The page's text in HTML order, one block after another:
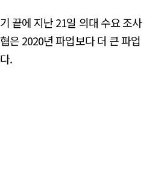
끝에 지난 21일 의대 수요 조사
은 2020년 파업보다 더 큰 파업
.